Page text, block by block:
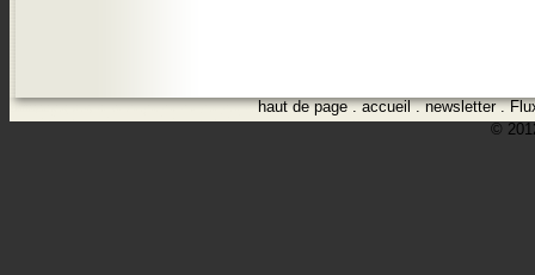
haut de page.accueil.newsletter.
©